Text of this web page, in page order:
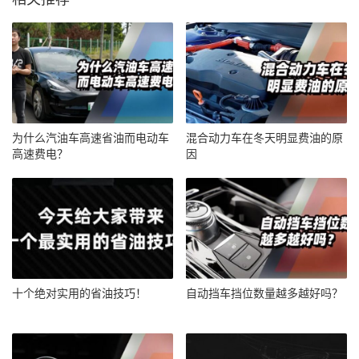
为什么汽油车高速省油而电动车
高速费电？
混合动力车在冬天明显费油的原
因
十个绝对实用的省油技巧！ 自动挡车挡位数量越多越好吗？